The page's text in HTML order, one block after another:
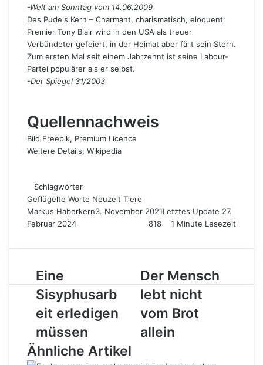
-Welt am Sonntag vom 14.06.2009
Des Pudels Kern – Charmant, charismatisch, eloquent:
Premier Tony Blair wird in den USA als treuer
Verbündeter gefeiert, in der Heimat aber fällt sein Stern.
Zum ersten Mal seit einem Jahrzehnt ist seine Labour-
Partei populärer als er selbst.
-Der Spiegel 31/2003
Quellennachweis
Bild Freepik, Premium Licence
Weitere Details: Wikipedia
Schlagwörter
Geflügelte Worte Neuzeit Tiere
Markus Haberkern3. November 2021Letztes Update 27.
Februar 2024
818 1 Minute Lesezeit
Eine
Sisyphusarbeit
erledigen
müssen
Eine
Sisyphusarb
eit erledigen
müssen
Der
Mensch
lebt
nicht
vom
Brot
Der Mensch
lebt nicht
vom Brot
allein
Ähnliche Artikel